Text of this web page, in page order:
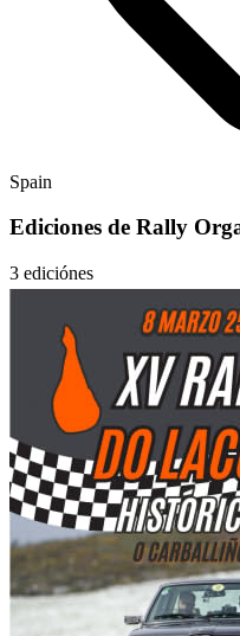
Spain
Ediciones de Rally
3 ediciónes